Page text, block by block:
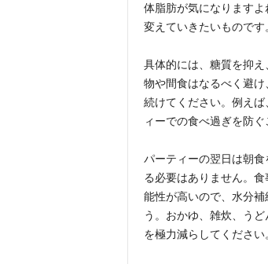
体脂肪が気になります
変えていきたいものです
具体的には、糖質を抑
物や間食はなるべく避
続けてください。例え
ィーでの食べ過ぎを防ぐ
パーティーの翌日は朝
る必要はありません。
能性が高いので、水分
う。おかゆ、雑炊、う
を極力減らしてください